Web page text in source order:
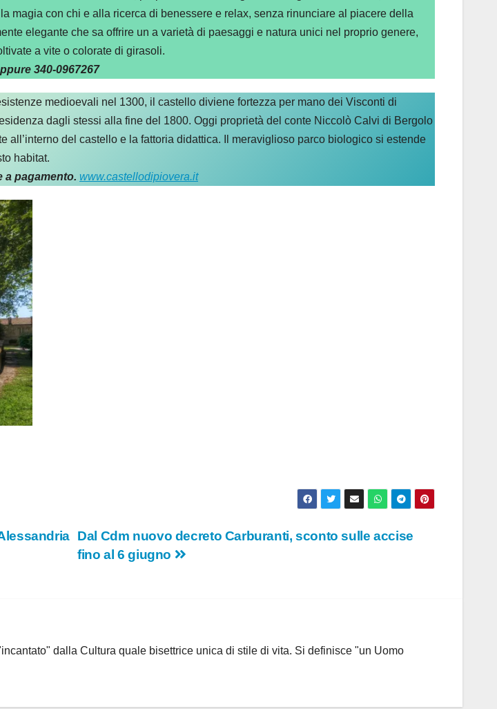
magia con chi e alla ricerca di benessere e relax, senza rinunciare al piacere della
elegante che sa offrire un a varietà di paesaggi e natura unici nel proprio genere,
a vite o colorate di girasoli.
340-0967267
medioevali nel 1300, il castello diviene fortezza per mano dei Visconti di
dagli stessi alla fine del 1800. Oggi proprietà del conte Niccolò Calvi di Bergolo
all’interno del castello e la fattoria didattica. Il meraviglioso parco biologico si estende
habitat.
a pagamento. www.castellodipiovera.it
Dal Cdm nuovo decreto Carburanti, sconto sulle accise
fino al 6 giugno
dalla Cultura quale bisettrice unica di stile di vita. Si definisce "un Uomo